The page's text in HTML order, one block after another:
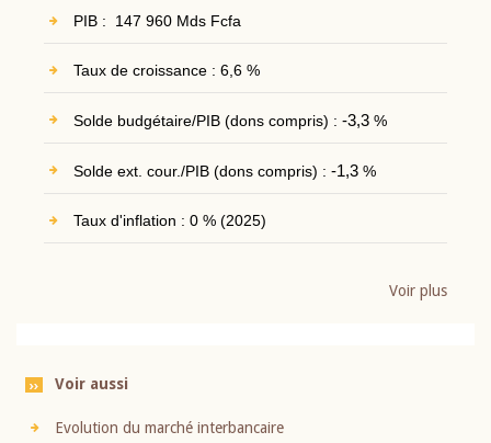
PIB : 147 960 Mds Fcfa
Taux de croissance : 6,6 %
Solde budgétaire/PIB (dons compris) : -3,3%
Solde ext. cour./PIB (dons compris) : -1,3%
Taux d'inflation : 0 % (2025)
Voir plus
Voir aussi
Evolution du marché interbancaire